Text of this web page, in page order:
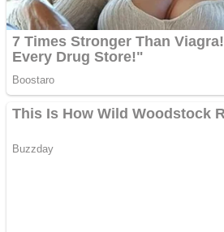
Pastorul Liviu Radu a
trecut la Domnul